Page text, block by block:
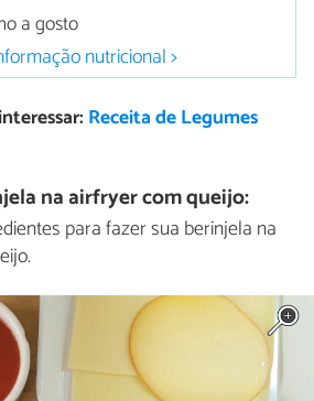
a gosto
nutricional >
Receita de Legumes
na airfryer com queijo:
para fazer sua berinjela na